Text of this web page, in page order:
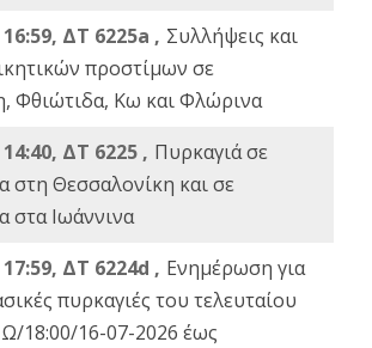
ΔT 6225a , Συλλήψεις και
προστίμων σε
Φθιώτιδα, Κω και Φλώρινα
ΔΤ 6225 , Πυρκαγιά σε
στη Θεσσαλονίκη και σε
στα Ιωάννινα
ΔΤ 6224d , Ενημέρωση για
πυρκαγιές του τελευταίου
18:00/16-07-2026 έως